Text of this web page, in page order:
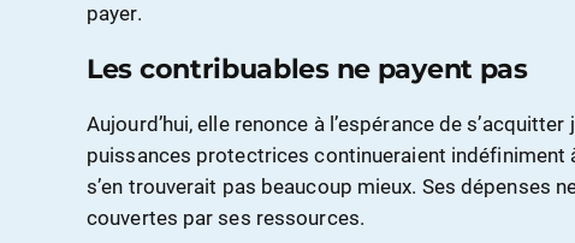
payer.
Les contribuables ne payent pas
Aujourd’hui, elle renonce à l’espérance de
puissances protectrices continueraient indéfiniment
s’en trouverait pas beaucoup mieux. Ses dépenses
couvertes par ses ressources.